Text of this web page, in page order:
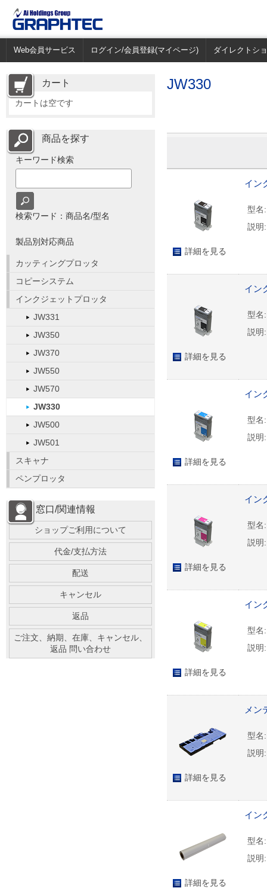
Web会員サービス ログイン/会員登録(マイページ) ダイレクトシ
JW330
詳細を見る
イン
型名:
説明:
詳細を見る
イン
型名:
説明:
詳細を見る
イン
型名:
説明:
詳細を見る
イン
型名:
説明:
詳細を見る
イン
型名:
説明:
詳細を見る
メン
型名:
説明:
詳細を見る
イン
型名:
説明:
カート
カートは空です
商品を探す
キーワード検索
検索ワード：商品名/型名
製品別対応商品
カッティングプロッタ
コピーシステム
インクジェットプロッタ
JW331
JW350
JW370
JW550
JW570
JW330
JW500
JW501
スキャナ
ペンプロッタ
窓口/関連情報
ショップご利用について
代金/支払方法
配送
キャンセル
返品
ご注文、納期、在庫、キャンセル、
返品 問い合わせ